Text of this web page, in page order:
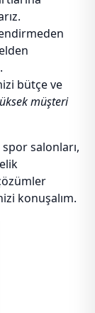
bütçe ve
müşteri
salonları,
konuşalım.